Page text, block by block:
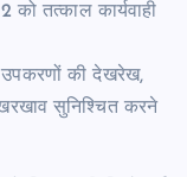
को तत्काल कार्यवाही
की देखरेख,
सुनिश्चित करने